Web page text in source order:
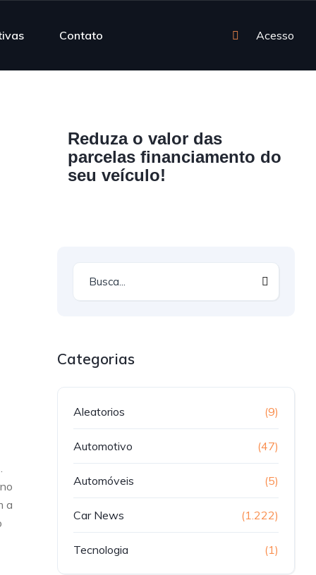
Contato Acesso
a
Reduza o valor das
parcelas financiamento do
seu veículo!
Categorias
Aleatorios (9)
Automotivo (47)
Automóveis (5)
Car News (1.222)
Tecnologia (1)